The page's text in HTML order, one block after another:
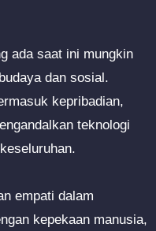
ada saat ini mungkin
dan sosial.
kepribadian,
teknologi
empati dalam
kepekaan manusia,